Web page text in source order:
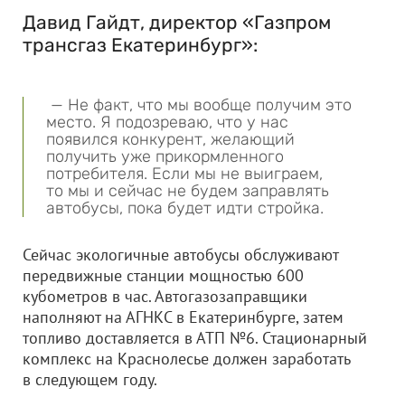
Давид Гайдт, директор «Газпром
трансгаз Екатеринбург»:
— Не факт, что мы вообще получим это
место. Я подозреваю, что у нас
появился конкурент, желающий
получить уже прикормленного
потребителя. Если мы не выиграем,
то мы и сейчас не будем заправлять
автобусы, пока будет идти стройка.
Сейчас экологичные автобусы обслуживают
передвижные станции мощностью 600
кубометров в час. Автогазозаправщики
наполняют на АГНКС в Екатеринбурге, затем
топливо доставляется в АТП №6. Стационарный
комплекс на Краснолесье должен заработать
в следующем году.